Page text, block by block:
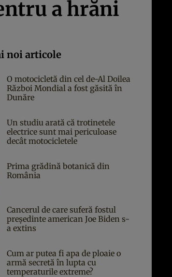
a hrăni
noi articole
O motocicletă din cel de-Al Doilea
Război Mondial a fost găsită în
Dunăre
Un studiu arată că trotinetele
electrice sunt mai periculoase
decât motocicletele
Prima grădină botanică din
România
Cancerul de care suferă fostul
președinte american Joe Biden s-
a extins
Cum ar putea fi apa de ploaie o
armă secretă în lupta cu
temperaturile extreme?